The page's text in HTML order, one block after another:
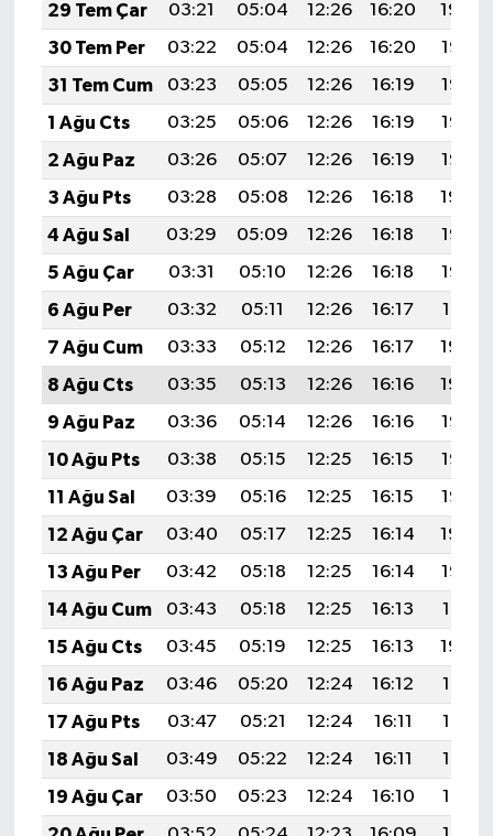
29 Tem Çar
03:21 05:04 12:26 16:20
19:39
30 Tem Per
03:22 05:04 12:26 16:20
19:38
31 Tem Cum
03:23 05:05 12:26 16:19
19:37
1 Ağu Cts
03:25 05:06 12:26 16:19
19:36
2 Ağu Paz
03:26 05:07 12:26 16:19
19:35
3 Ağu Pts
03:28 05:08 12:26 16:18
19:34
4 Ağu Sal
03:29 05:09 12:26 16:18
19:33
5 Ağu Çar
03:31 05:10 12:26 16:18
19:32
6 Ağu Per
03:32 05:11 12:26 16:17
19:31
7 Ağu Cum
03:33 05:12 12:26 16:17
19:30
8 Ağu Cts
03:35 05:13 12:26 16:16
19:29
9 Ağu Paz
03:36 05:14 12:26 16:16
19:27
10 Ağu Pts
03:38 05:15 12:25 16:15
19:26
11 Ağu Sal
03:39 05:16 12:25 16:15
19:25
12 Ağu Çar
03:40 05:17 12:25 16:14
19:24
13 Ağu Per
03:42 05:18 12:25 16:14
19:22
14 Ağu Cum
03:43 05:18 12:25 16:13
19:21
15 Ağu Cts
03:45 05:19 12:25 16:13
19:20
16 Ağu Paz
03:46 05:20 12:24 16:12
19:18
17 Ağu Pts
03:47 05:21 12:24 16:11
19:17
18 Ağu Sal
03:49 05:22 12:24 16:11
19:16
19 Ağu Çar
03:50 05:23 12:24 16:10
19:14